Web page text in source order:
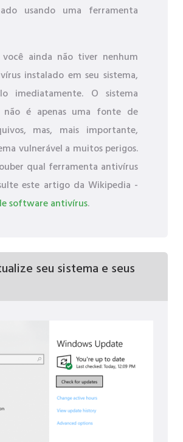
usando uma ferramenta
você ainda não tiver nenhum
instalado em seu sistema,
imediatamente. O sistema
não é apenas uma fonte de
mas, mais importante,
vulnerável a muitos perigos.
qual ferramenta antivírus
este artigo da Wikipedia -
software antivírus.
seu sistema e seus